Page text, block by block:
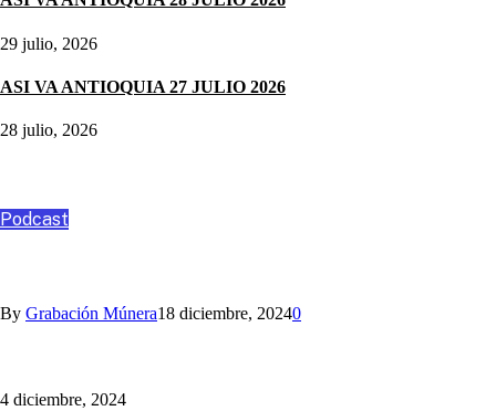
29 julio, 2026
ASI VA ANTIOQUIA 27 JULIO 2026
28 julio, 2026
Podcast
By Grabación Múnera18 diciembre, 20240
4 diciembre, 2024